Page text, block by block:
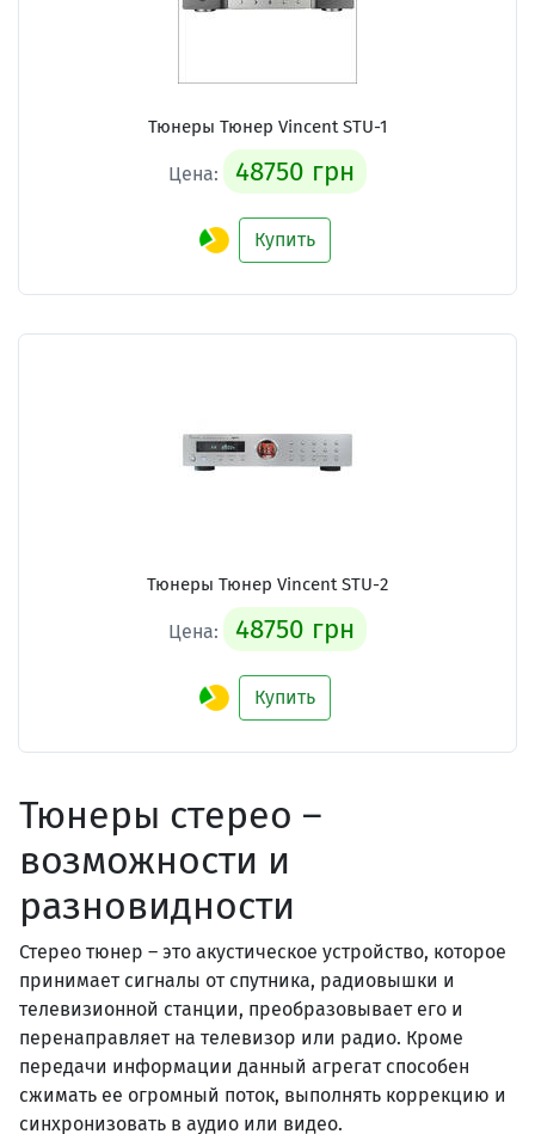
Тюнеры стерео –
возможности и
разновидности
Стерео тюнер – это акустическое устройство, которое
принимает сигналы от спутника, радиовышки и
телевизионной станции, преобразовывает его и
перенаправляет на телевизор или радио. Кроме
передачи информации данный агрегат способен
сжимать ее огромный поток, выполнять коррекцию и
синхронизовать в аудио или видео.
Тюнеры Тюнер Vincent STU-1
Цена: 48750 грн
Купить
Тюнеры Тюнер Vincent STU-2
Цена: 48750 грн
Купить